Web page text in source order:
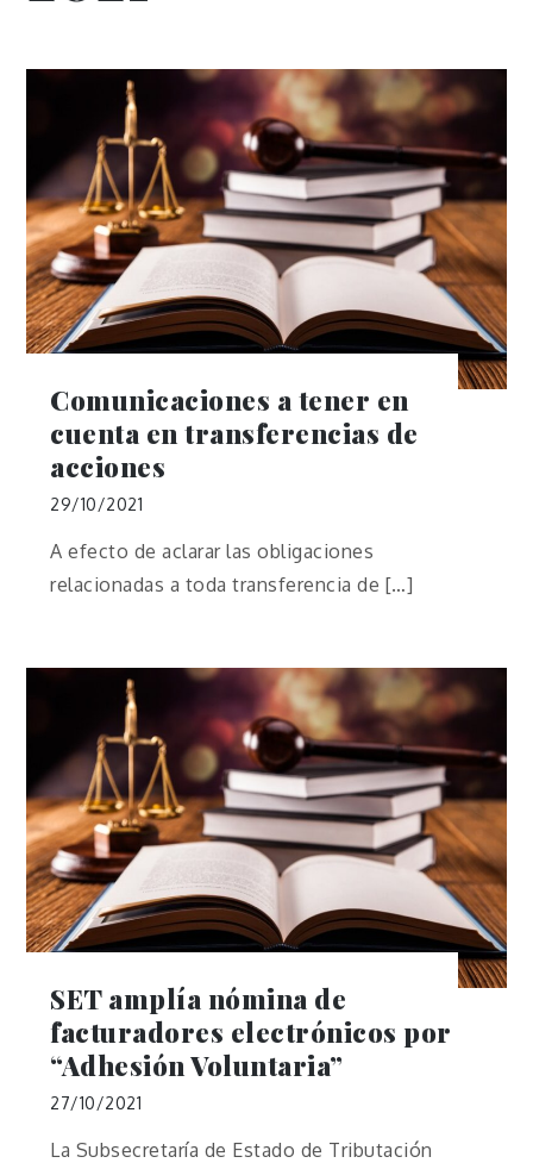
Comunicaciones a tener en
cuenta en transferencias de
acciones
29/10/2021
A efecto de aclarar las obligaciones
relacionadas a toda transferencia de […]
SET amplía nómina de
facturadores electrónicos por
“Adhesión Voluntaria”
27/10/2021
La Subsecretaría de Estado de Tributación